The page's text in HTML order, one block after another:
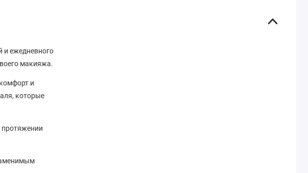
и ежедневного
макияжа.
и
которые
протяжении